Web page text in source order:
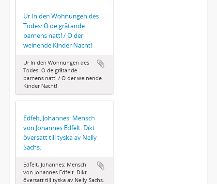
Ur In den Wohnungen des
Todes: O de gråtande
barnens natt! / O der
weinende Kinder Nacht!
Ur In den Wohnungen des
Todes: O de gråtande
barnens natt! / O der weinende
Kinder Nacht!
Edfelt, Johannes: Mensch
von Johannes Edfelt. Dikt
översatt till tyska av Nelly
Sachs.
Edfelt, Johannes: Mensch
von Johannes Edfelt. Dikt
översatt till tyska av Nelly Sachs.